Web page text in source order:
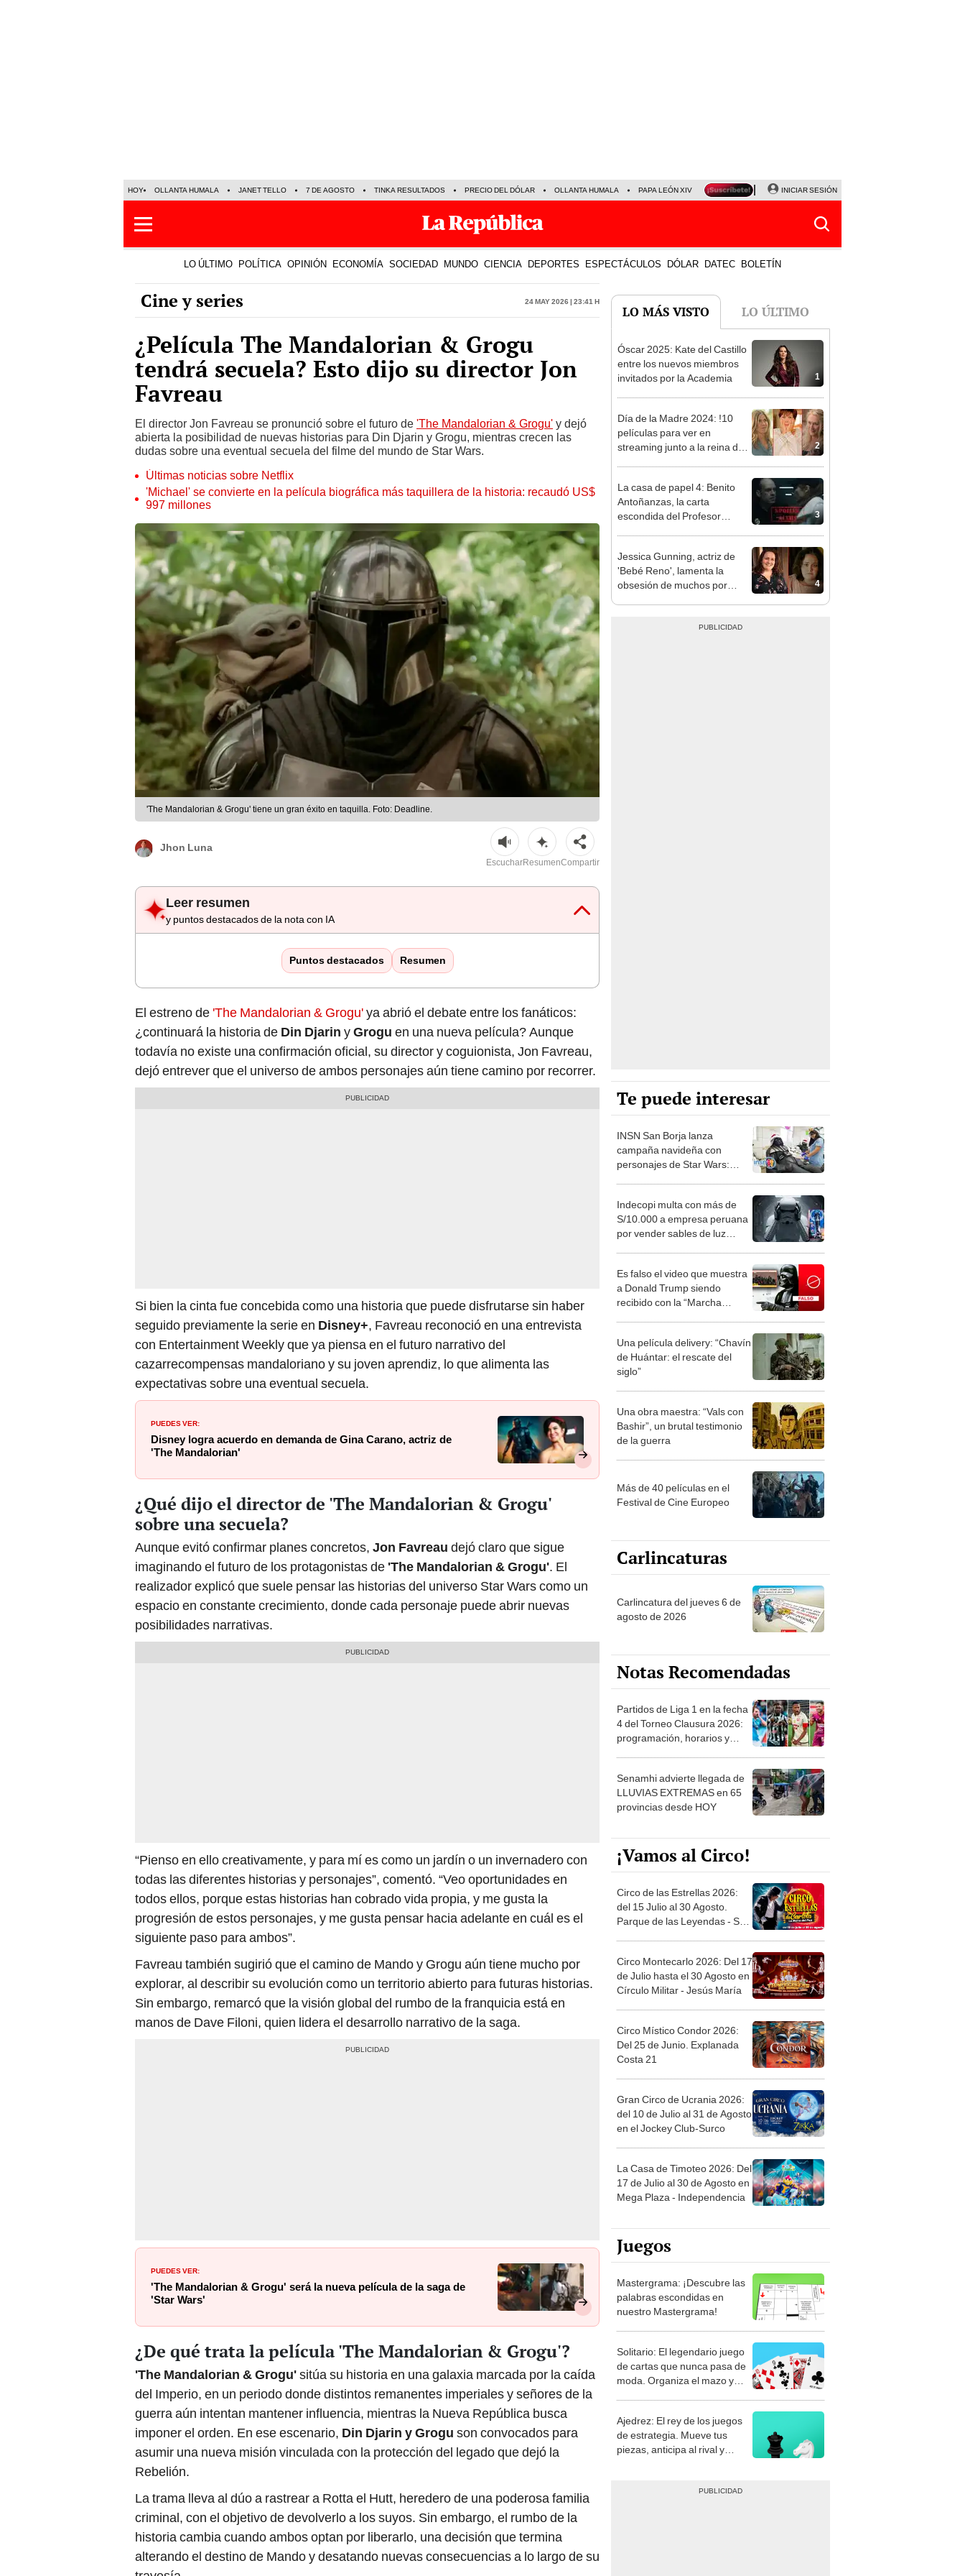
HOY OLLANTA HUMALA JANET TELLO 7 DE AGOSTO TINKA RESULTADOS PRECIO DEL DÓLAR OLLANTA HUMALA PAPA LEÓN XIV NALDY SALDAÑA LA BELLA LUZ
INICIAR SESIÓN
LO ÚLTIMO POLÍTICA OPINIÓN ECONOMÍA SOCIEDAD MUNDO CIENCIA DEPORTES ESPECTÁCULOS DÓLAR DATEC BOLETÍN
Cine y series 24 May 2026 | 23:41 h
¿Película The Mandalorian & Grogu
tendrá secuela? Esto dijo su director Jon
Favreau
El director Jon Favreau se pronunció sobre el futuro de 'The Mandalorian & Grogu' y dejó
abierta la posibilidad de nuevas historias para Din Djarin y Grogu, mientras crecen las
dudas sobre una eventual secuela del filme del mundo de Star Wars.
Últimas noticias sobre Netflix
'Michael' se convierte en la película biográfica más taquillera de la historia: recaudó US$
997 millones
'The Mandalorian & Grogu' tiene un gran éxito en taquilla. Foto: Deadline.
Jhon Luna
EscucharResumenCompartir
Leer resumen
y puntos destacados de la nota con IA
Puntos destacados Resumen
El estreno de 'The Mandalorian & Grogu'ya abrió el debate entre los fanáticos:
¿continuará la historia de Din Djarin yGrogu en una nueva película? Aunque
todavía no existe una confirmación oficial, su director y coguionista, Jon Favreau,
dejó entrever que el universo de ambos personajes aún tiene camino por recorrer.
Si bien la cinta fue concebida como una historia que puede disfrutarse sin haber
seguido previamente la serie en Disney+, Favreau reconoció en una entrevista
con Entertainment Weekly que ya piensa en el futuro narrativo del
cazarrecompensas mandaloriano y su joven aprendiz, lo que alimenta las
expectativas sobre una eventual secuela.
PUEDES VER:
Disney logra acuerdo en demanda de Gina Carano, actriz de
'The Mandalorian'
¿Qué dijo el director de 'The Mandalorian & Grogu'
sobre una secuela?
Aunque evitó confirmar planes concretos, Jon Favreau dejó claro que sigue
imaginando el futuro de los protagonistas de 'The Mandalorian & Grogu'. El
realizador explicó que suele pensar las historias del universo Star Wars como un
espacio en constante crecimiento, donde cada personaje puede abrir nuevas
posibilidades narrativas.
“Pienso en ello creativamente, y para mí es como un jardín o un invernadero con
todas las diferentes historias y personajes”, comentó. “Veo oportunidades en
todos ellos, porque estas historias han cobrado vida propia, y me gusta la
progresión de estos personajes, y me gusta pensar hacia adelante en cuál es el
siguiente paso para ambos”.
Favreau también sugirió que el camino de Mando y Grogu aún tiene mucho por
explorar, al describir su evolución como un territorio abierto para futuras historias.
Sin embargo, remarcó que la visión global del rumbo de la franquicia está en
manos de Dave Filoni, quien lidera el desarrollo narrativo de la saga.
PUEDES VER:
'The Mandalorian & Grogu' será la nueva película de la saga de
'Star Wars'
¿De qué trata la película 'The Mandalorian & Grogu'?
'The Mandalorian & Grogu'sitúa su historia en una galaxia marcada por la caída
del Imperio, en un periodo donde distintos remanentes imperiales y señores de la
guerra aún intentan mantener influencia, mientras la Nueva República busca
imponer el orden. En ese escenario, Din Djarin y Grogu son convocados para
asumir una nueva misión vinculada con la protección del legado que dejó la
Rebelión.
La trama lleva al dúo a rastrear a Rotta el Hutt, heredero de una poderosa familia
criminal, con el objetivo de devolverlo a los suyos. Sin embargo, el rumbo de la
historia cambia cuando ambos optan por liberarlo, una decisión que termina
alterando el destino de Mando y desatando nuevas consecuencias a lo largo de su
LO MÁS VISTO LO ÚLTIMO
1
Óscar 2025: Kate del Castillo
entre los nuevos miembros
invitados por la Academia
2
Día de la Madre 2024: !10
películas para ver en
streaming junto a la reina de
3
La casa de papel 4: Benito
Antoñanzas, la carta
escondida del Profesor
4
Jessica Gunning, actriz de
'Bebé Reno', lamenta la
obsesión de muchos por
Te puede interesar
INSN San Borja lanza
campaña navideña con
personajes de Star Wars:
Indecopi multa con más de
S/10.000 a empresa peruana
por vender sables de luz
Es falso el video que muestra
a Donald Trump siendo
recibido con la “Marcha
montaje
Una película delivery: “Chavín
de Huántar: el rescate del
siglo”
Una obra maestra: “Vals con
Bashir”, un brutal testimonio
de la guerra
Más de 40 películas en el
Festival de Cine Europeo
Carlincaturas
Carlincatura del jueves 6 de
agosto de 2026
Notas Recomendadas
Partidos de Liga 1 en la fecha
4 del Torneo Clausura 2026:
programación, horarios y
Senamhi advierte llegada de
LLUVIAS EXTREMAS en 65
provincias desde HOY
¡Vamos al Circo!
Circo de las Estrellas 2026:
del 15 Julio al 30 Agosto.
Parque de las Leyendas - San
Circo Montecarlo 2026: Del 17
de Julio hasta el 30 Agosto en
Círculo Militar - Jesús María
Circo Místico Condor 2026:
Del 25 de Junio. Explanada
Costa 21
Gran Circo de Ucrania 2026:
del 10 de Julio al 31 de Agosto
en el Jockey Club-Surco
La Casa de Timoteo 2026: Del
17 de Julio al 30 de Agosto en
Mega Plaza - Independencia
Juegos
Mastergrama: ¡Descubre las
palabras escondidas en
nuestro Mastergrama!
Solitario: El legendario juego
de cartas que nunca pasa de
moda. Organiza el mazo y
Ajedrez: El rey de los juegos
de estrategia. Mueve tus
piezas, anticipa al rival y